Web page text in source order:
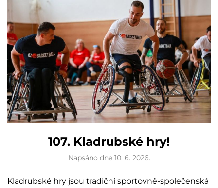
107. Kladrubské hry!
Napsáno dne 10. 6. 2026.
Kladrubské hry jsou tradiční sportovně-společenská